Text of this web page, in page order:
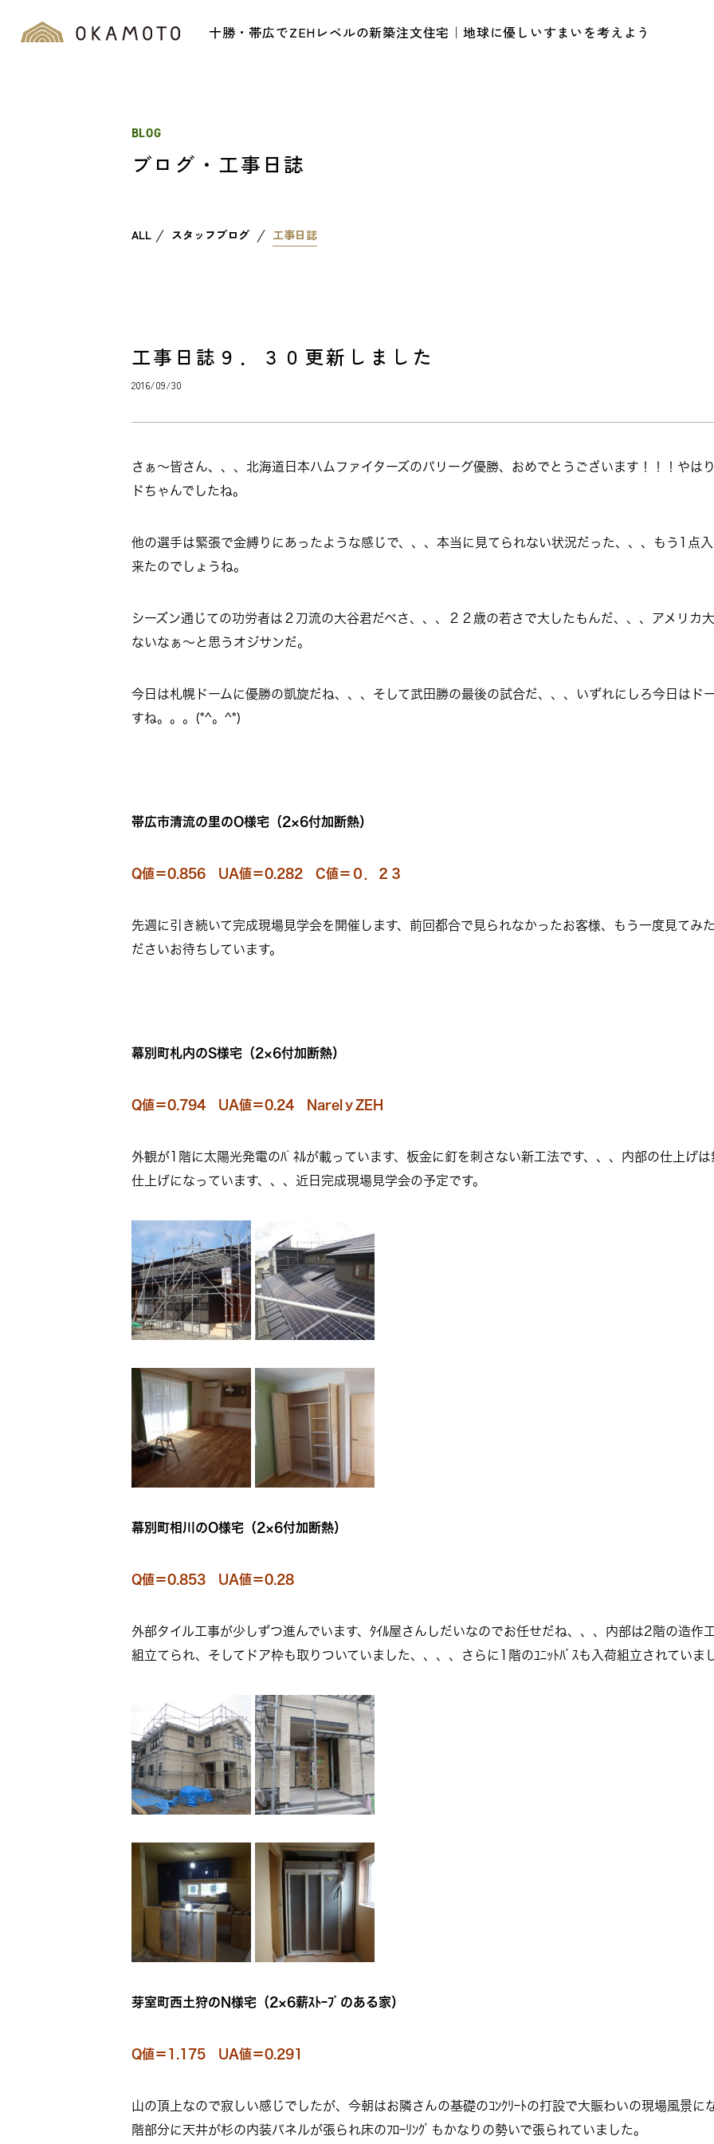
十勝・帯広でZEHレベルの新築注文住宅｜地球に優しいすまいを考えよう
BLOG
ブログ・工事日誌
ALL スタッフブログ 工事日誌
工事日誌９．３０更新しました
2016/09/30
さぁ～皆さん、、、北海道日本ハムファイターズのパリーグ優勝、おめでとうございます！！！やは
ドちゃんでしたね。
他の選手は緊張で金縛りにあったような感じで、、、本当に見てられない状況だった、、、もう1点
来たのでしょうね。
シーズン通じての功労者は２刀流の大谷君だべさ、、、２２歳の若さで大したもんだ、、、アメリカ
ないなぁ～と思うオジサンだ。
今日は札幌ドームに優勝の凱旋だね、、、そして武田勝の最後の試合だ、、、いずれにしろ今日はド
すね。。。(*^。^*)
帯広市清流の里のO様宅（2×6付加断熱）
Q値＝0.856 UA値＝0.282 C値＝０．２３
先週に引き続いて完成現場見学会を開催します、前回都合で見られなかったお客様、もう一度見てみ
ださいお待ちしています。
幕別町札内のS様宅（2×6付加断熱）
Q値＝0.794 UA値＝0.24 NarelｙZEH
外観が1階に太陽光発電のﾊﾟﾈﾙが載っています、板金に釘を刺さない新工法です、、、内部の仕上げ
仕上げになっています、、、近日完成現場見学会の予定です。
幕別町相川のO様宅（2×6付加断熱）
Q値＝0.853 UA値＝0.28
外部タイル工事が少しずつ進んでいます、ﾀｲﾙ屋さんしだいなのでお任せだね、、、内部は2階の造作
組立てられ、そしてドア枠も取りついていました、、、、さらに1階のﾕﾆｯﾄﾊﾞｽも入荷組立されていま
芽室町西土狩のN様宅（2×6薪ｽﾄｰﾌﾞのある家）
Q値＝1.175 UA値＝0.291
山の頂上なので寂しい感じでしたが、今朝はお隣さんの基礎のｺﾝｸﾘｰﾄの打設で大賑わいの現場風景に
階部分に天井が杉の内装パネルが張られ床のﾌﾛｰﾘﾝｸﾞもかなりの勢いで張られていました。